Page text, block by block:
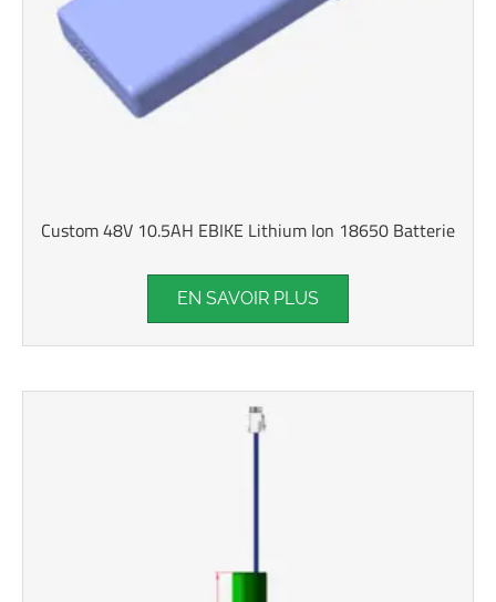
Custom 48V 10.5AH EBIKE Lithium Ion 18650 Batterie
EN SAVOIR PLUS